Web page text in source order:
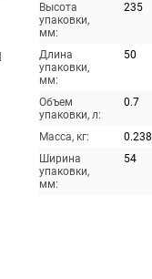
Высота
упаковки,
мм:
235
Длина
упаковки,
мм:
50
Объем
упаковки, л:
0.7
Масса, кг:
0.238
Ширина
упаковки,
мм:
54